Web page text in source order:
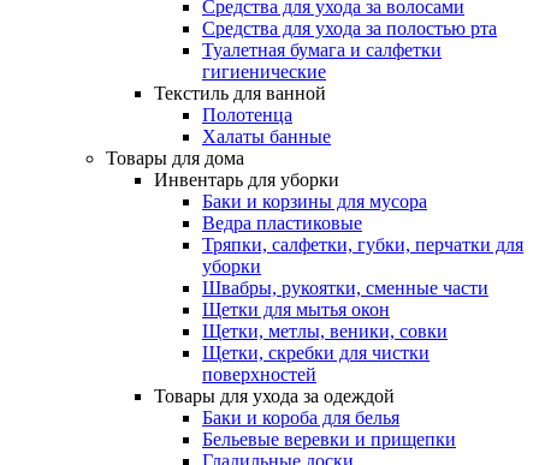
Средства для ухода за волосами
Средства для ухода за полостью рта
Туалетная бумага и салфетки
гигиенические
Текстиль для ванной
Полотенца
Халаты банные
Товары для дома
Инвентарь для уборки
Баки и корзины для мусора
Ведра пластиковые
Тряпки, салфетки, губки, перчатки для
уборки
Швабры, рукоятки, сменные части
Щетки для мытья окон
Щетки, метлы, веники, совки
Щетки, скребки для чистки
поверхностей
Товары для ухода за одеждой
Баки и короба для белья
Бельевые веревки и прищепки
Гладильные доски